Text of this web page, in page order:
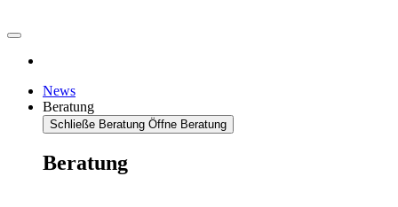
News
Beratung
Schließe Beratung Öffne Beratung
Beratung